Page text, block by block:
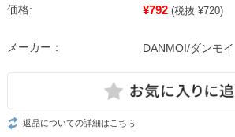
価格: ¥792 (税抜 ¥720)
メーカー： DANMOI/ダンモイ
返品についての詳細はこちら